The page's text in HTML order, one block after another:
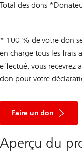
Total des dons *
* 100 % de votre don
en charge tous les frais
effectué, vous recevrez
don pour votre
Faire un don
Aperçu du